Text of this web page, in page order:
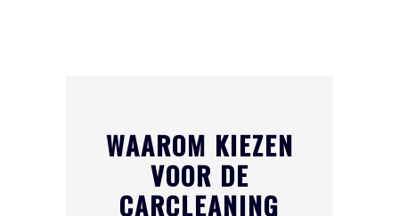
WAAROM KIEZEN
VOOR DE
CARCLEANING